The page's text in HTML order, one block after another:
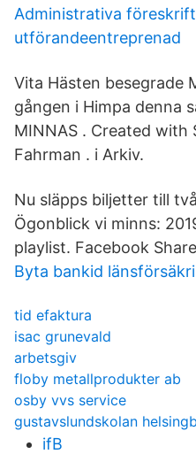
Administrativa
utförandeentreprenad
Vita Hästen besegrade
gången i Himpa denna
MINNAS . Created with
Fahrman . i Arkiv.
Nu släpps biljetter till
Ögonblick vi minns:
playlist. Facebook
Byta bankid
tid efaktura
isac grunevald
arbetsgiv
floby metallprodukter ab
osby vvs service
gustavslundskolan
ifB